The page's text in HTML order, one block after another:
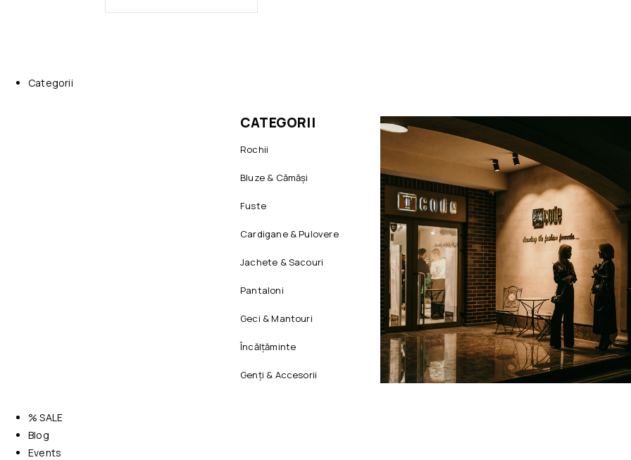
Categorii
CATEGORII
Rochii
Bluze & Cămăși
Fuste
Cardigane & Pulovere
Jachete & Sacouri
Pantaloni
Geci & Mantouri
Încălțăminte
Genți & Accesorii
% SALE
Blog
Events